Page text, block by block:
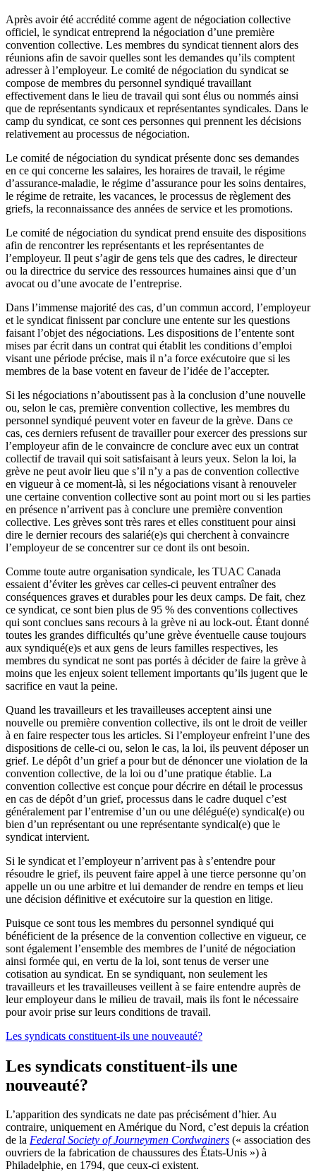
Après avoir été accrédité comme agent de négociation collective
officiel, le syndicat entreprend la négociation d’une première
convention collective. Les membres du syndicat tiennent alors des
réunions afin de savoir quelles sont les demandes qu’ils comptent
adresser à l’employeur. Le comité de négociation du syndicat se
compose de membres du personnel syndiqué travaillant
effectivement dans le lieu de travail qui sont élus ou nommés ainsi
que de représentants syndicaux et représentantes syndicales. Dans le
camp du syndicat, ce sont ces personnes qui prennent les décisions
relativement au processus de négociation.
Le comité de négociation du syndicat présente donc ses demandes
en ce qui concerne les salaires, les horaires de travail, le régime
d’assurance-maladie, le régime d’assurance pour les soins dentaires,
le régime de retraite, les vacances, le processus de règlement des
griefs, la reconnaissance des années de service et les promotions.
Le comité de négociation du syndicat prend ensuite des dispositions
afin de rencontrer les représentants et les représentantes de
l’employeur. Il peut s’agir de gens tels que des cadres, le directeur
ou la directrice du service des ressources humaines ainsi que d’un
avocat ou d’une avocate de l’entreprise.
Dans l’immense majorité des cas, d’un commun accord, l’employeur
et le syndicat finissent par conclure une entente sur les questions
faisant l’objet des négociations. Les dispositions de l’entente sont
mises par écrit dans un contrat qui établit les conditions d’emploi
visant une période précise, mais il n’a force exécutoire que si les
membres de la base votent en faveur de l’idée de l’accepter.
Si les négociations n’aboutissent pas à la conclusion d’une nouvelle
ou, selon le cas, première convention collective, les membres du
personnel syndiqué peuvent voter en faveur de la grève. Dans ce
cas, ces derniers refusent de travailler pour exercer des pressions sur
l’employeur afin de le convaincre de conclure avec eux un contrat
collectif de travail qui soit satisfaisant à leurs yeux. Selon la loi, la
grève ne peut avoir lieu que s’il n’y a pas de convention collective
en vigueur à ce moment-là, si les négociations visant à renouveler
une certaine convention collective sont au point mort ou si les parties
en présence n’arrivent pas à conclure une première convention
collective. Les grèves sont très rares et elles constituent pour ainsi
dire le dernier recours des salarié(e)s qui cherchent à convaincre
l’employeur de se concentrer sur ce dont ils ont besoin.
Comme toute autre organisation syndicale, les TUAC Canada
essaient d’éviter les grèves car celles-ci peuvent entraîner des
conséquences graves et durables pour les deux camps. De fait, chez
ce syndicat, ce sont bien plus de 95 % des conventions collectives
qui sont conclues sans recours à la grève ni au lock-out. Étant donné
toutes les grandes difficultés qu’une grève éventuelle cause toujours
aux syndiqué(e)s et aux gens de leurs familles respectives, les
membres du syndicat ne sont pas portés à décider de faire la grève à
moins que les enjeux soient tellement importants qu’ils jugent que le
sacrifice en vaut la peine.
Quand les travailleurs et les travailleuses acceptent ainsi une
nouvelle ou première convention collective, ils ont le droit de veiller
à en faire respecter tous les articles. Si l’employeur enfreint l’une des
dispositions de celle-ci ou, selon le cas, la loi, ils peuvent déposer un
grief. Le dépôt d’un grief a pour but de dénoncer une violation de la
convention collective, de la loi ou d’une pratique établie. La
convention collective est conçue pour décrire en détail le processus
en cas de dépôt d’un grief, processus dans le cadre duquel c’est
généralement par l’entremise d’un ou une délégué(e) syndical(e) ou
bien d’un représentant ou une représentante syndical(e) que le
syndicat intervient.
Si le syndicat et l’employeur n’arrivent pas à s’entendre pour
résoudre le grief, ils peuvent faire appel à une tierce personne qu’on
appelle un ou une arbitre et lui demander de rendre en temps et lieu
une décision définitive et exécutoire sur la question en litige.
Puisque ce sont tous les membres du personnel syndiqué qui
bénéficient de la présence de la convention collective en vigueur, ce
sont également l’ensemble des membres de l’unité de négociation
ainsi formée qui, en vertu de la loi, sont tenus de verser une
cotisation au syndicat. En se syndiquant, non seulement les
travailleurs et les travailleuses veillent à se faire entendre auprès de
leur employeur dans le milieu de travail, mais ils font le nécessaire
pour avoir prise sur leurs conditions de travail.
Les syndicats constituent-ils une nouveauté?
Les syndicats constituent-ils une
nouveauté?
L’apparition des syndicats ne date pas précisément d’hier. Au
contraire, uniquement en Amérique du Nord, c’est depuis la création
de la Federal Society of Journeymen Cordwainers (« association des
ouvriers de la fabrication de chaussures des États-Unis ») à
Philadelphie, en 1794, que ceux-ci existent.